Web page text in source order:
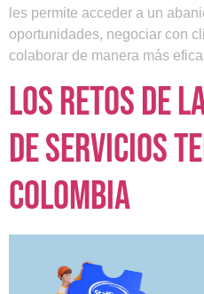
les permite acceder a un
oportunidades, negociar con
colaborar de manera más
Los retos de
de Servicios
Colombia